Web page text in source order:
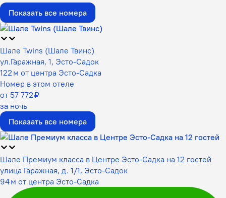
Показать все номера
Шале Twins (Шале Твинс)
ул.Гаражная, 1, Эсто-Садок
122 м от центра Эсто-Садка
Номер в этом отеле
от 57 772 ₽
за ночь
Показать все номера
Шале Премиум класса в Центре Эсто-Садка на 12 гостей
улица Гаражная, д. 1/1, Эсто-Садок
94 м от центра Эсто-Садка